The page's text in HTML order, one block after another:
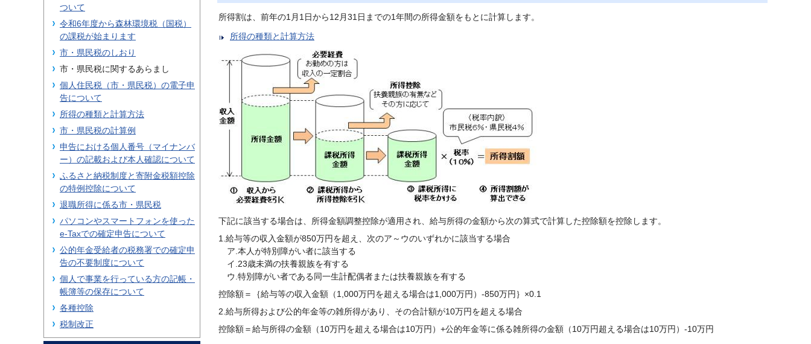
所得割は、前年の1月1日から12月31日までの1年間の所得金額をもとに計算します。
所得の種類と計算方法
下記に該当する場合は、所得金額調整控除が適用され、給与所得の金額から次の算式で計算した控除額を控除します。
1.給与等の収入金額が850万円を超え、次のア～ウのいずれかに該当する場合
ア.本人が特別障がい者に該当する
イ.23歳未満の扶養親族を有する
ウ.特別障がい者である同一生計配偶者または扶養親族を有する
控除額＝｛給与等の収入金額（1,000万円を超える場合は1,000万円）-850万円｝×0.1
2.給与所得および公的年金等の雑所得があり、その合計額が10万円を超える場合
控除額＝給与所得の金額（10万円を超える場合は10万円）+公的年金等に係る雑所得の金額（10万円超える場合は10万円）-10万円
ついて
令和6年度から森林環境税（国税）
の課税が始まります
市・県民税のしおり
市・県民税に関するあらまし
個人住民税（市・県民税）の電子申
告について
所得の種類と計算方法
市・県民税の計算例
申告における個人番号（マイナンバ
ー）の記載および本人確認について
ふるさと納税制度と寄附金税額控除
の特例控除について
退職所得に係る市・県民税
パソコンやスマートフォンを使った
e-Taxでの確定申告について
公的年金受給者の税務署での確定申
告の不要制度について
個人で事業を行っている方の記帳・
帳簿等の保存について
各種控除
税制改正